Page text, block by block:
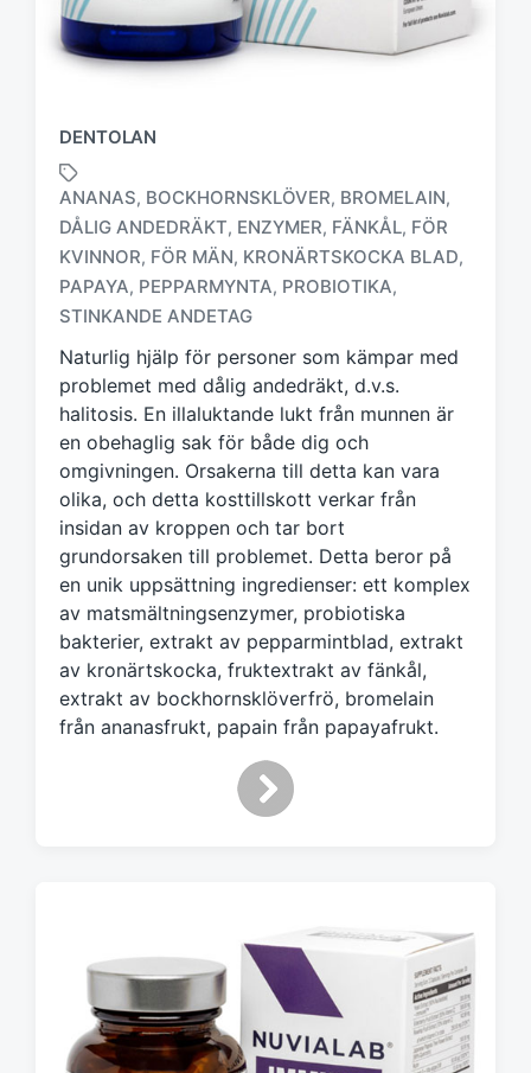
DENTOLAN
M
ä
r
t
m
e
ANANAS, BOCKHORNSKLÖVER, BROMELAIN,
DÅLIG ANDEDRÄKT, ENZYMER, FÄNKÅL, FÖR
KVINNOR, FÖR MÄN, KRONÄRTSKOCKA BLAD,
PAPAYA, PEPPARMYNTA, PROBIOTIKA,
STINKANDE ANDETAG
Naturlig hjälp för personer som kämpar med
problemet med dålig andedräkt, d.v.s.
halitosis. En illaluktande lukt från munnen är
en obehaglig sak för både dig och
omgivningen. Orsakerna till detta kan vara
olika, och detta kosttillskott verkar från
insidan av kroppen och tar bort
grundorsaken till problemet. Detta beror på
en unik uppsättning ingredienser: ett komplex
av matsmältningsenzymer, probiotiska
bakterier, extrakt av pepparmintblad, extrakt
av kronärtskocka, fruktextrakt av fänkål,
extrakt av bockhornsklöverfrö, bromelain
från ananasfrukt, papain från papayafrukt.